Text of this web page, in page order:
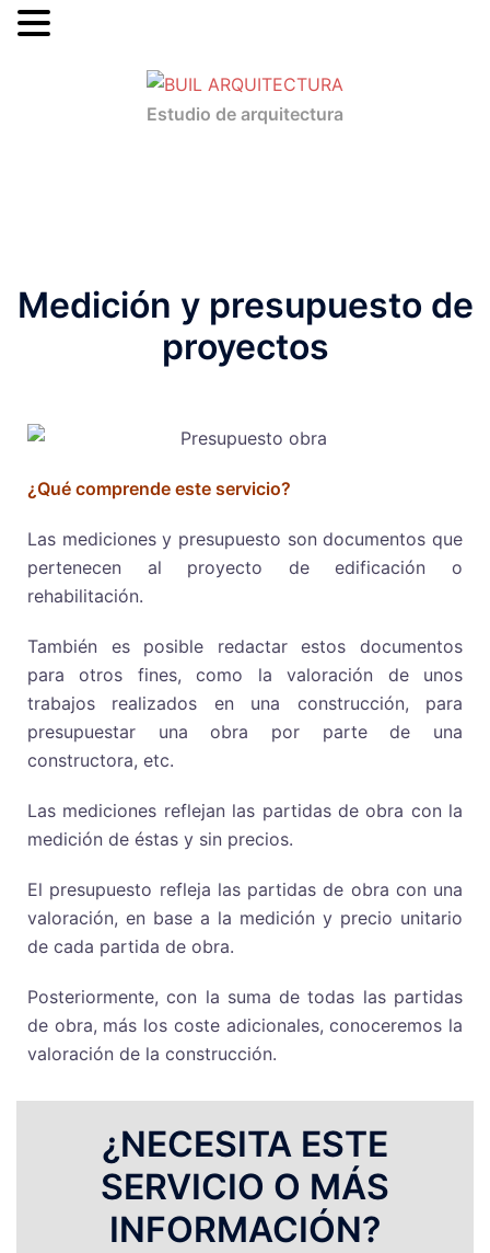
Estudio de arquitectura
Medición y presupuesto de
proyectos
¿Qué comprende este servicio?
Las mediciones y presupuesto son documentos que
pertenecen al proyecto de edificación o
rehabilitación.
También es posible redactar estos documentos
para otros fines, como la valoración de unos
trabajos realizados en una construcción, para
presupuestar una obra por parte de una
constructora, etc.
Las mediciones reflejan las partidas de obra con la
medición de éstas y sin precios.
El presupuesto refleja las partidas de obra con una
valoración, en base a la medición y precio unitario
de cada partida de obra.
Posteriormente, con la suma de todas las partidas
de obra, más los coste adicionales, conoceremos la
valoración de la construcción.
¿NECESITA ESTE
SERVICIO O MÁS
INFORMACIÓN?